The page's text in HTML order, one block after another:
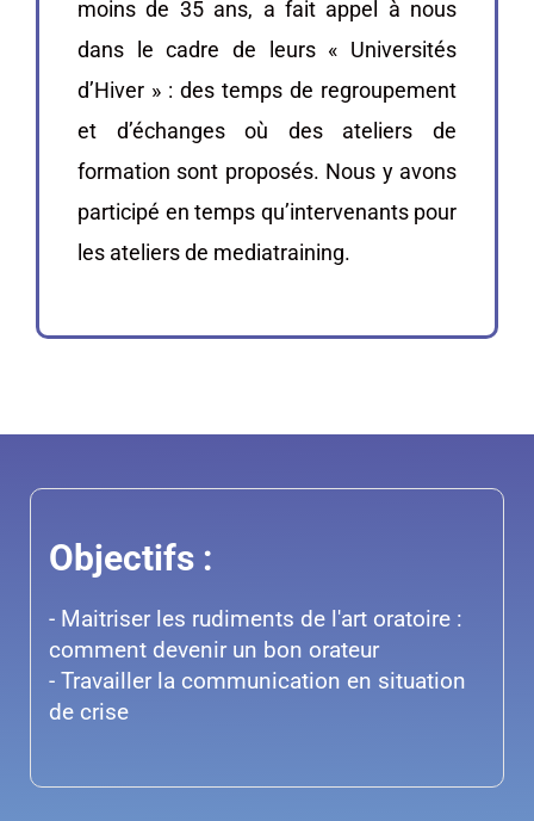
moins de 35 ans, a fait appel à nous
dans le cadre de leurs « Universités
d’Hiver » : des temps de regroupement
et d’échanges où des ateliers de
formation sont proposés. Nous y avons
participé en temps qu’intervenants pour
les ateliers de mediatraining.
Objectifs :
- Maitriser les rudiments de l'art oratoire :
comment devenir un bon orateur
- Travailler la communication en situation
de crise